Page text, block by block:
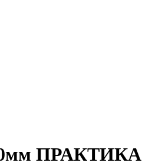
ПРАКТИКА